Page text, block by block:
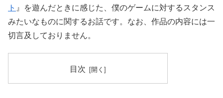
ト 』を遊んだときに感じた、僕のゲームに対するスタンス
みたいなものに関するお話です。なお、作品の内容には一
切言及しておりません。
目次